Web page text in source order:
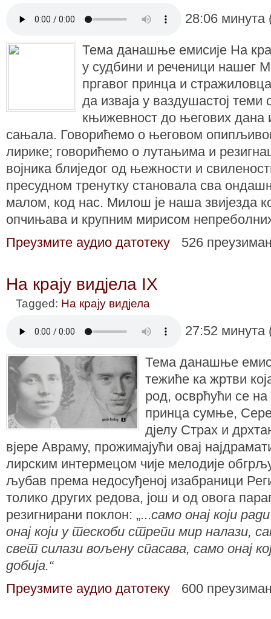
28:06
Тема данашње емисије На
у судбини и реченици нашег
пргавог принца и
да изваја у ваздушастој теми
књижевност до његових дана
сањала. Говорићемо о његовом
лирике; говорићемо о лутањима и
војника блиједог од њежности и
пресудном тренутку становала сва
малом, код нас. Милош је наша звијезда
опчињава и крупним мирисом
Преузмите аудио датотеку
526
На крају видјела IX
Tagged: На крају видјела
27:52
Тема данашње
тежиће ка жртви
род, осврћући се
принца сумње,
дјелу Страх и
вјере Авраму, прожимајући овај
лирским интермецом чије мелодије
љубав према недосуђеној изабраници
толико других редова, још и од овога
резигнирани поклон: „...само онај који
онај који у тескоби стрепи мир налази,
свет силази вољену спасава, само онај
добија.“
Преузмите аудио датотеку
600